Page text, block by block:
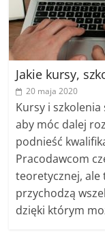
Jakie kursy,
20 maja 2020
Kursy i
aby móc dalej
podnieść
Pracodawcom
teoretycznej, ale
przychodzą
dzięki którym